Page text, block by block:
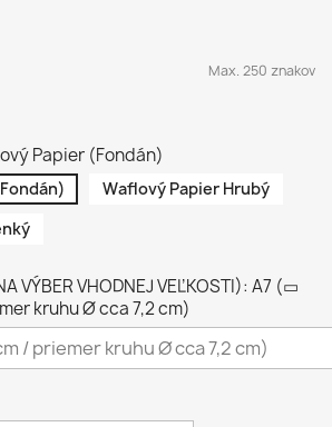
Max. 250 znakov
Papier (Fondán)
Waflový Papier Hrubý
VÝBER VHODNEJ VEĽKOSTI): A7 (▭
kruhu Ø cca 7,2 cm)